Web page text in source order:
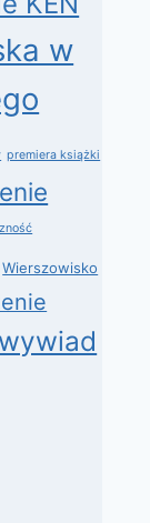
w
premiera książki
Wierszowisko
wywiad